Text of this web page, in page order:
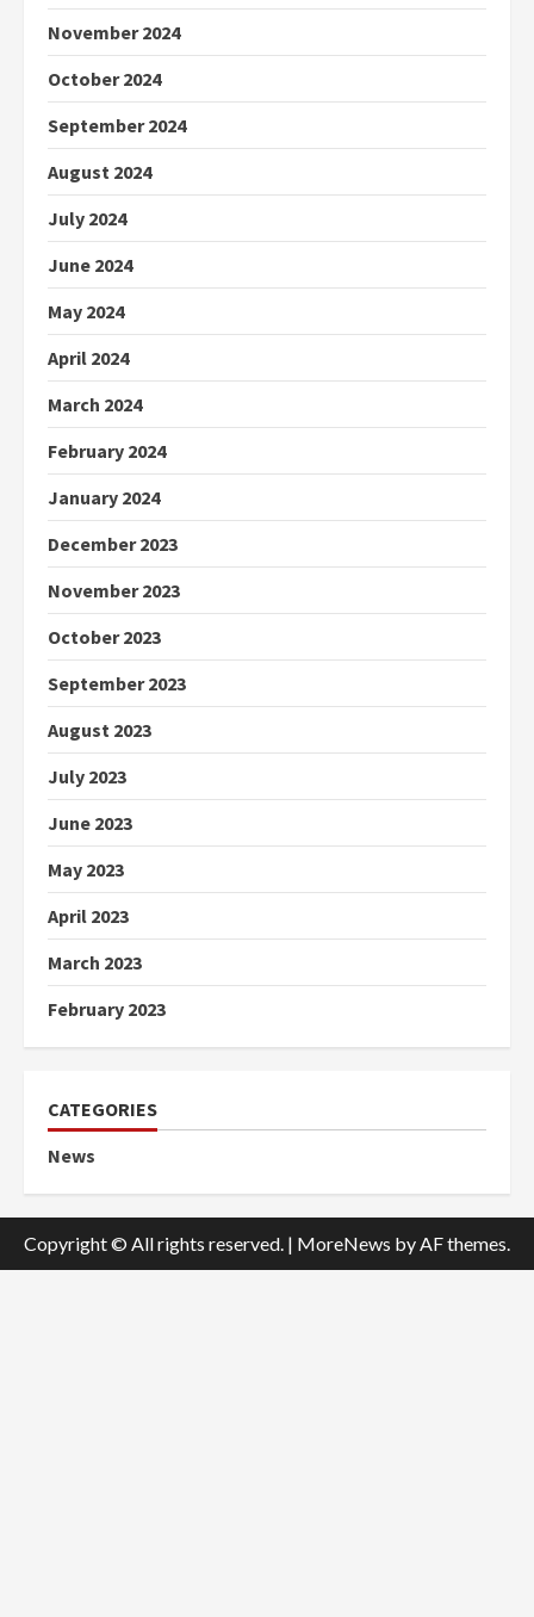
November 2024
October 2024
September 2024
August 2024
July 2024
June 2024
May 2024
April 2024
March 2024
February 2024
January 2024
December 2023
November 2023
October 2023
September 2023
August 2023
July 2023
June 2023
May 2023
April 2023
March 2023
February 2023
CATEGORIES
News
Copyright © All rights reserved. | MoreNews by AF themes.